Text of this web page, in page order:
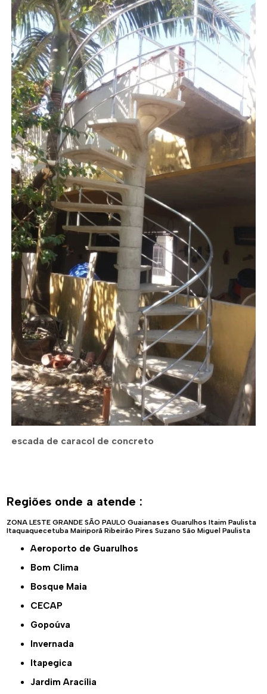
escada de caracol de concreto
Regiões onde a atende :
ZONA LESTE GRANDE SÃO PAULO Guaianases Guarulhos Itaim Paulista
Itaquaquecetuba Mairiporã Ribeirão Pires Suzano São Miguel Paulista
Aeroporto de Guarulhos
Bom Clima
Bosque Maia
CECAP
Gopoúva
Invernada
Itapegica
Jardim Aracília